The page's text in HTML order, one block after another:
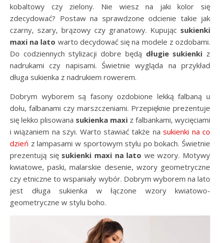
kobaltowy czy zielony. Nie wiesz na jaki kolor się
zdecydować? Postaw na sprawdzone odcienie takie jak
czarny, szary, brązowy czy granatowy. Kupując sukienki
maxi na lato warto decydować się na modele z ozdobami.
Do codziennych stylizacji dobre będą długie sukienki z
nadrukami czy napisami. Świetnie wygląda na przykład
długa sukienka z nadrukiem rowerem.
Dobrym wyborem są fasony ozdobione lekką falbaną u
dołu, falbanami czy marszczeniami. Przepięknie prezentuje
się lekko plisowana sukienka maxi z falbankami, wycięciami
i wiązaniem na szyi. Warto stawiać także nasukienki na co
dzień z lampasami w sportowym stylu po bokach. Świetnie
prezentują się sukienki maxi na lato we wzory. Motywy
kwiatowe, paski, malarskie desenie, wzory geometryczne
czy etniczne to wspaniały wybór. Dobrym wyborem na lato
jest długa sukienka w łączone wzory kwiatowo-
geometryczne w stylu boho.